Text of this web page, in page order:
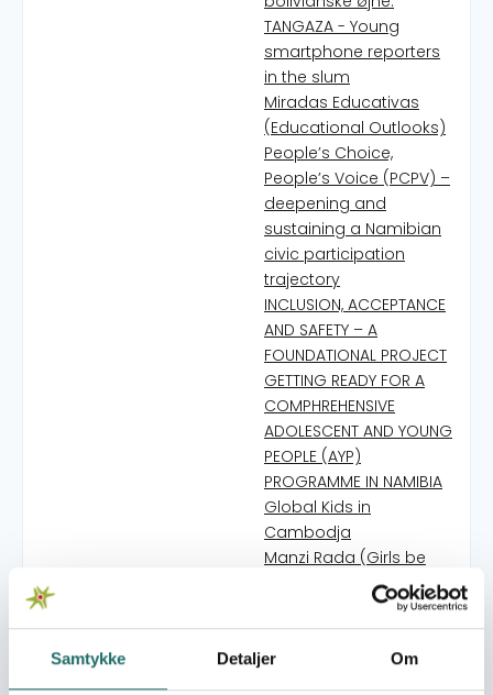
Samtykke Detaljer Om
TANGAZA - Young
smartphone reporters
in the slum
Miradas Educativas
(Educational Outlooks)
People’s Choice,
People’s Voice (PCPV) –
deepening and
sustaining a Namibian
civic participation
trajectory
INCLUSION, ACCEPTANCE
AND SAFETY – A
FOUNDATIONAL PROJECT
GETTING READY FOR A
COMPHREHENSIVE
ADOLESCENT AND YOUNG
PEOPLE (AYP)
PROGRAMME IN NAMIBIA
Global Kids in
Cambodja
Manzi Rada (Girls be
ready) - Global Goals
Miradas Juveniles 2
TAKATAKA - en serie
små film om